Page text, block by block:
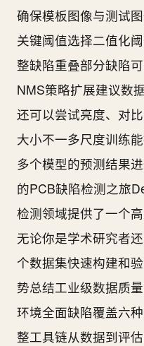
确保模板图像与测试
关键阈值选择二值化
整缺陷重叠部分缺陷
NMS策略扩展建议数
还可以尝试亮度、对
大小不一多尺度训练
多个模型的预测结果
的PCB缺陷检测之旅
检测领域提供了一个
无论你是学术研究者
个数据集快速构建和
势总结工业级数据质
环境全面缺陷覆盖六
整工具链从数据到评